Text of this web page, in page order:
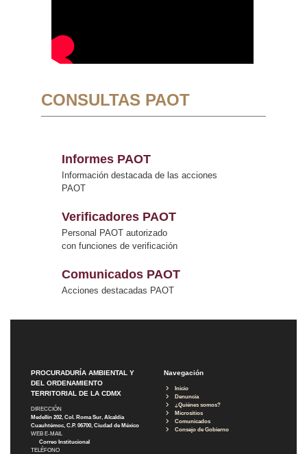
CONSULTAS PAOT
Informes PAOT
Información destacada de las acciones
PAOT
Verificadores PAOT
Personal PAOT autorizado
con funciones de verificación
Comunicados PAOT
Acciones destacadas PAOT
PROCURADURÍA AMBIENTAL Y
DEL ORDENAMIENTO
TERRITORIAL DE LA CDMX
DIRECCIÓN
Medellín 202, Col. Roma Sur, Alcaldía
Cuauhtémoc, C.P. 06700, Ciudad de México
WEB E-MAIL
Correo Institucional
TELÉFONO
Navegación
Inicio
Denuncia
¿Quiénes somos?
Micrositios
Comunicados
Consejo de Gobierno